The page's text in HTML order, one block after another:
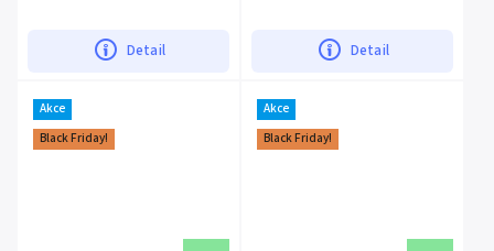
Detail Detail
Akce
Black Friday!
Akce
Black Friday!